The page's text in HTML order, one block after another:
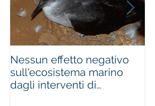
Nessun effetto negativo
sull'ecosistema marino
dagli interventi di